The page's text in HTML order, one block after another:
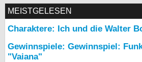
MEISTGELESEN
Charaktere: Ich und die Walter
Gewinnspiele: Gewinnspiel:
"Vaiana"